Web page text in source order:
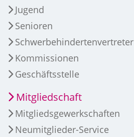
Jugend
Senioren
Schwerbehindertenvertreter
Kommissionen
Geschäftsstelle
Mitgliedschaft
Mitgliedsgewerkschaften
Neumitglieder-Service